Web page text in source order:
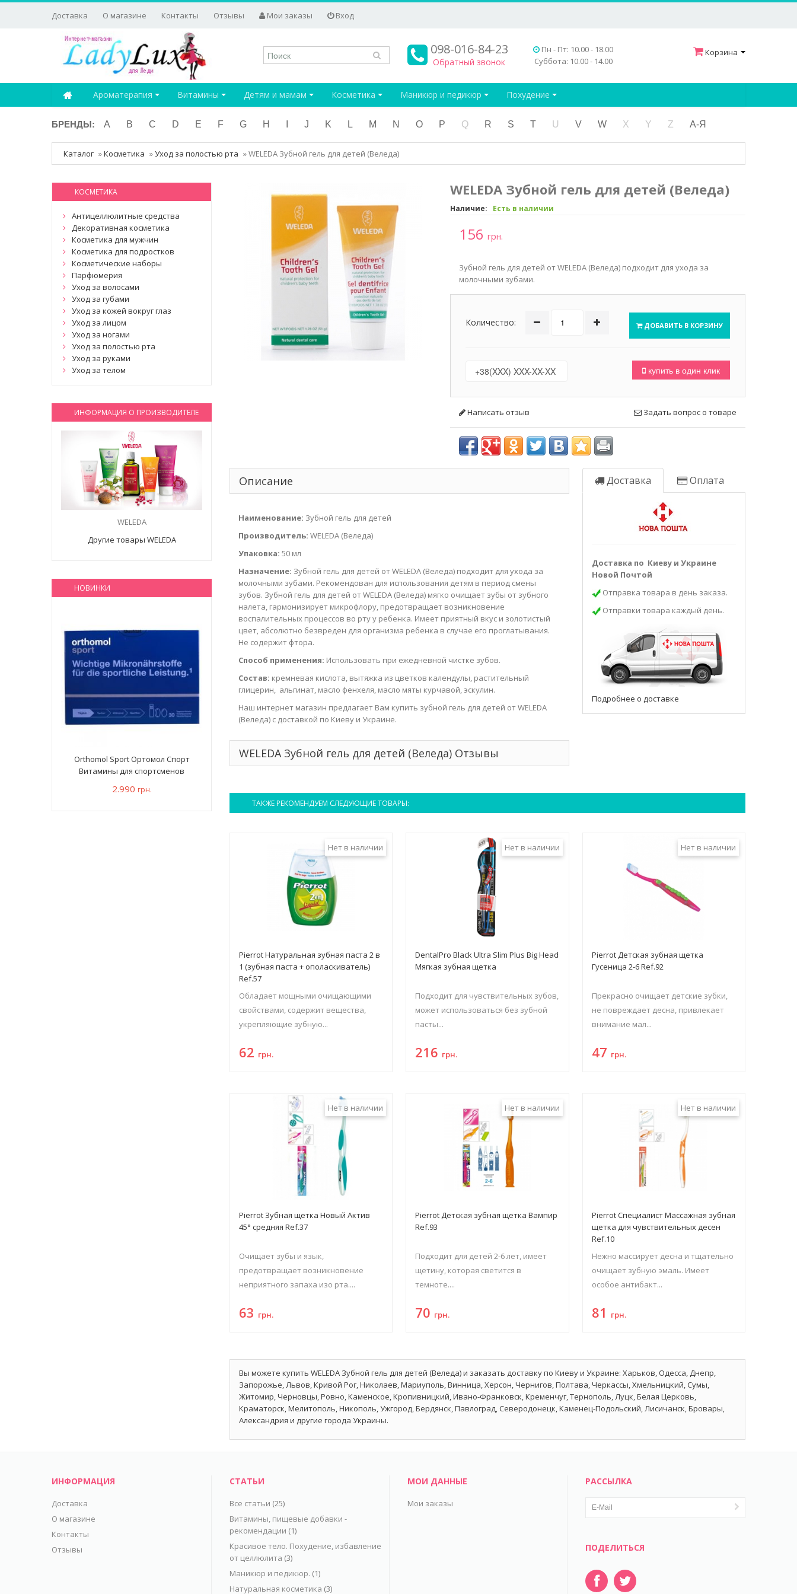
Доставка О магазине Контакты Отзывы Мои заказы Вход
098-016-84-23
Обратный звонок
Пн - Пт: 10.00 - 18.00
Суббота: 10.00 - 14.00
Корзина
Ароматерапия Витамины Детям и мамам Косметика Маникюр и педикюр Похудение
БРЕНДЫ: A B C D E F G H J K L M N O P Q R S T U V W X Y Z А-Я
Каталог »Косметика »Уход за полостью рта »WELEDA Зубной гель для детей (Веледа)
WELEDA Зубной гель для детей (Веледа)
Наличие: Есть в наличии
156 грн.
Зубной гель для детей от WELEDA (Веледа) подходит для ухода за
молочными зубами.
Количество: ДОБАВИТЬ В КОРЗИНУ
купить в один клик
Написать отзыв Задать вопрос о товаре
Описание
Наименование: Зубной гель для детей
Производитель: WELEDA (Веледа)
Упаковка: 50 мл
Назначение: Зубной гель для детей от WELEDA (Веледа) подходит для ухода за
молочными зубами. Рекомендован для использования детям в период смены
зубов. Зубной гель для детей от WELEDA (Веледа) мягко очищает зубы от зубного
налета, гармонизирует микрофлору, предотвращает возникновение
воспалительных процессов во рту у ребенка. Имеет приятный вкус и золотистый
цвет, абсолютно безвреден для организма ребенка в случае его проглатывания.
Не содержит фтора.
Способ применения: Использовать при ежедневной чистке зубов.
Состав: кремневая кислота, вытяжка из цветков календулы, растительный
глицерин, альгинат, масло фенхеля, масло мяты курчавой, эскулин.
Наш интернет магазин предлагает Вам купить зубной гель для детей от WELEDA
(Веледа) с доставкой по Киеву и Украине.
WELEDA Зубной гель для детей (Веледа) Отзывы
Доставка Оплата
Доставка по Киеву и Украине
Новой Почтой
Отправка товара в день заказа.
Отправки товара каждый день.
Подробнее о доставке
ТАКЖЕ РЕКОМЕНДУЕМ СЛЕДУЮЩИЕ ТОВАРЫ:
Нет в наличии
Pierrot Натуральная зубная паста 2 в
1 (зубная паста + ополаскиватель)
Ref.57
Обладает мощными очищающими
свойствами, содержит вещества,
укрепляющие зубную...
62 грн.
Нет в наличии
DentalPro Black Ultra Slim Plus Big Head
Мягкая зубная щетка
Подходит для чувствительных зубов,
может использоваться без зубной
пасты...
216 грн.
Нет в наличии
Pierrot Детская зубная щетка
Гусеница 2-6 Ref.92
Прекрасно очищает детские зубки,
не повреждает десна, привлекает
внимание мал...
47 грн.
Нет в наличии
Pierrot Зубная щетка Новый Актив
45° средняя Ref.37
Очищает зубы и язык,
предотвращает возникновение
неприятного запаха изо рта....
63 грн.
Нет в наличии
Pierrot Детская зубная щетка Вампир
Ref.93
Подходит для детей 2-6 лет, имеет
щетину, которая светится в
темноте....
70 грн.
Нет в наличии
Pierrot Специалист Массажная зубная
щетка для чувствительных десен
Ref.10
Нежно массирует десна и тщательно
очищает зубную эмаль. Имеет
особое антибакт...
81 грн.
Вы можете купить WELEDA Зубной гель для детей (Веледа) и заказать доставку по Киеву и Украине: Харьков, Одесса, Днепр,
Запорожье, Львов, Кривой Рог, Николаев, Мариуполь, Винница, Херсон, Чернигов, Полтава, Черкассы, Хмельницкий, Сумы,
Житомир, Черновцы, Ровно, Каменское, Кропивницкий, Ивано-Франковск, Кременчуг, Тернополь, Луцк, Белая Церковь,
Краматорск, Мелитополь, Никополь, Ужгород, Бердянск, Павлоград, Северодонецк, Каменец-Подольский, Лисичанск, Бровары,
Александрия и другие города Украины.
КОСМЕТИКА
Антицеллюлитные средства
Декоративная косметика
Косметика для мужчин
Косметика для подростков
Косметические наборы
Парфюмерия
Уход за волосами
Уход за губами
Уход за кожей вокруг глаз
Уход за лицом
Уход за ногами
Уход за полостью рта
Уход за руками
Уход за телом
ИНФОРМАЦИЯ О ПРОИЗВОДИТЕЛЕ
WELEDA
Другие товары WELEDA
НОВИНКИ
Orthomol Sport Ортомол Спорт
Витамины для спортсменов
2.990 грн.
ИНФОРМАЦИЯ
Доставка
О магазине
Контакты
Отзывы
СТАТЬИ
Все статьи (25)
Витамины, пищевые добавки -
рекомендации (1)
Красивое тело. Похудение, избавление
от целлюлита (3)
Маникюр и педикюр. (1)
Натуральная косметика (3)
МОИ ДАННЫЕ
Мои заказы
РАССЫЛКА
ПОДЕЛИТЬСЯ